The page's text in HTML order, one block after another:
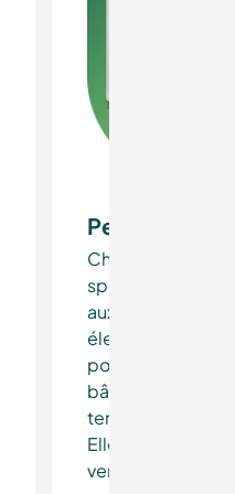
Pellematic
Chaudière
spécialement
aux puissances
élevées, elle est
pour chauffer les
bâtiments
tertiaires ou
Elle est
version